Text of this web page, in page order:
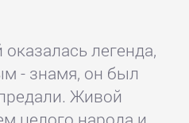
легенда,
- знамя, он был
Живой